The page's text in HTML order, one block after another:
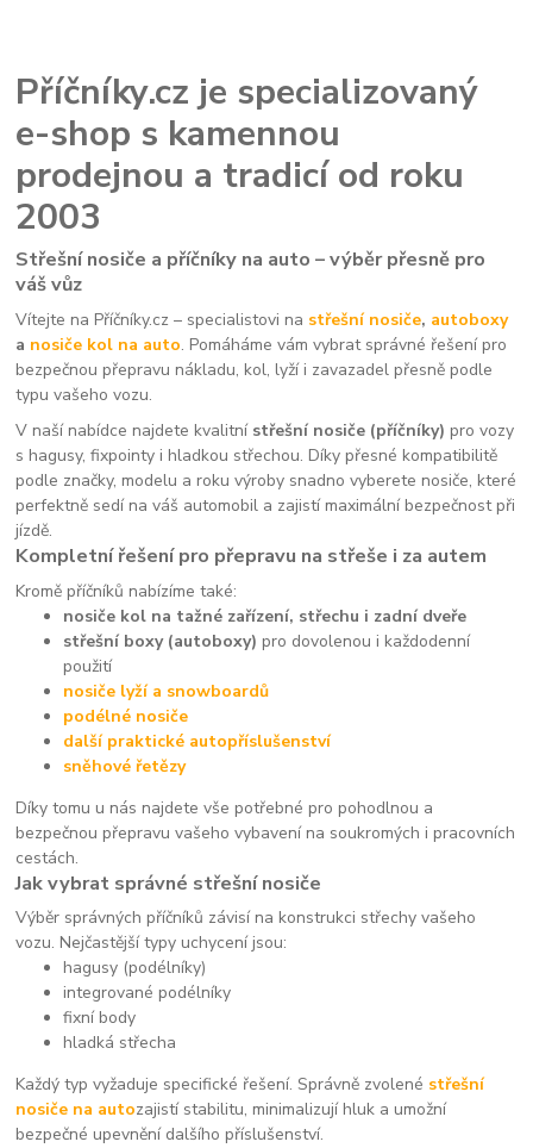
Příčníky.cz je specializovaný
e-shop s kamennou
prodejnou a tradicí od roku
2003
Střešní nosiče a příčníky na auto – výběr přesně pro
váš vůz
Vítejte na Příčníky.cz – specialistovi na střešní nosiče, autoboxy
a nosiče kol na auto. Pomáháme vám vybrat správné řešení pro
bezpečnou přepravu nákladu, kol, lyží i zavazadel přesně podle
typu vašeho vozu.
V naší nabídce najdete kvalitní střešní nosiče (příčníky) pro vozy
s hagusy, fixpointy i hladkou střechou. Díky přesné kompatibilitě
podle značky, modelu a roku výroby snadno vyberete nosiče, které
perfektně sedí na váš automobil a zajistí maximální bezpečnost při
jízdě.
Kompletní řešení pro přepravu na střeše i za autem
Kromě příčníků nabízíme také:
nosiče kol na tažné zařízení, střechu i zadní dveře
střešní boxy (autoboxy) pro dovolenou i každodenní
použití
nosiče lyží a snowboardů
podélné nosiče
další praktické autopříslušenství
sněhové řetězy
Díky tomu u nás najdete vše potřebné pro pohodlnou a
bezpečnou přepravu vašeho vybavení na soukromých i pracovních
cestách.
Jak vybrat správné střešní nosiče
Výběr správných příčníků závisí na konstrukci střechy vašeho
vozu. Nejčastější typy uchycení jsou:
hagusy (podélníky)
integrované podélníky
fixní body
hladká střecha
Každý typ vyžaduje specifické řešení. Správně zvolené střešní
nosiče na autozajistí stabilitu, minimalizují hluk a umožní
bezpečné upevnění dalšího příslušenství.